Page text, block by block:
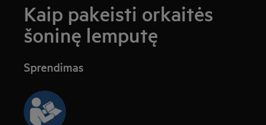
Kaip pakeisti orkaitės
šoninę lemputę
Sprendimas